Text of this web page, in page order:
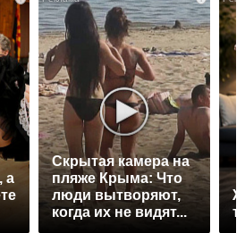
а
Скрытая камера на
пляже Крыма: Что
люди вытворяют,
когда их не видят...